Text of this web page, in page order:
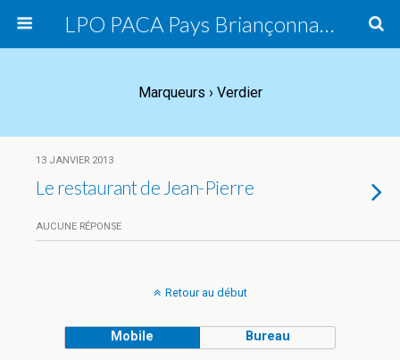
LPO PACA Pays Briançonnais, groupe local
Marqueurs › Verdier
13 JANVIER 2013
Le restaurant de Jean-Pierre
AUCUNE RÉPONSE
Retour au début
Mobile Bureau